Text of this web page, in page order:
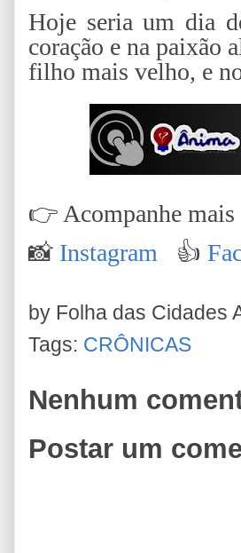
Hoje seria um dia
coração e na paixão
filho mais velho, e
👉 Acompanhe
📸 Instagram 👍
by Folha das Cidades
Tags: CRÔNICAS
Nenhum
Postar um